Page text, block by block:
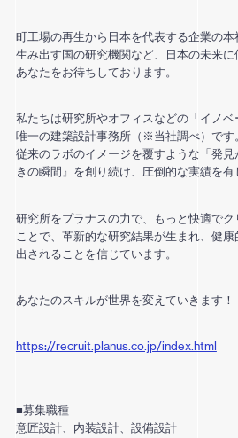
町工場の再生から日本を代表する企業の
生み出す国の研究機関など、日本の未来
あなたをお待ちしております。
私たちは研究所やオフィスなどの「イノ
唯一の建築設計事務所（※当社調べ）です。
従来のラボのイメージを覆すような「発
きの瞬間』を創り続け、圧倒的な実績を有
研究所をプラナスの力で、もっと快適で
ことで、革新的な研究結果が生まれ、健
出されることを信じています。
あなたのスキルが世界を変えていきます！
https://recruit.planus.co.jp/index.html
■募集職種
意匠設計、内装設計、設備設計